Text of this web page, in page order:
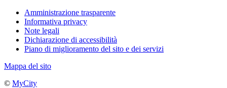
Amministrazione trasparente
Informativa privacy
Note legali
Dichiarazione di accessibilità
Piano di miglioramento del sito e dei servizi
Mappa del sito
© MyCity